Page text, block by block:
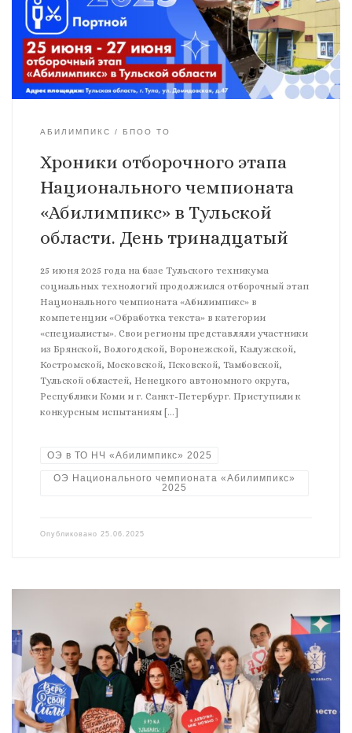
АБИЛИМПИКС БПОО ТО
Хроники отборочного этапа
Национального чемпионата
«Абилимпикс» в Тульской
области. День тринадцатый
25 июня 2025 года на базе Тульского техникума
социальных технологий продолжился отборочный этап
Национального чемпионата «Абилимпикс» в
компетенции «Обработка текста» в категории
«специалисты». Свои регионы представляли участники
из Брянской, Вологодской, Воронежской, Калужской,
Костромской, Московской, Псковской, Тамбовской,
Тульской областей, Ненецкого автономного округа,
Республики Коми и г. Санкт-Петербург. Приступили к
конкурсным испытаниям […]
ОЭ в ТО НЧ «Абилимпикс» 2025
ОЭ Национального чемпионата «Абилимпикс»
2025
Опубликовано 25.06.2025